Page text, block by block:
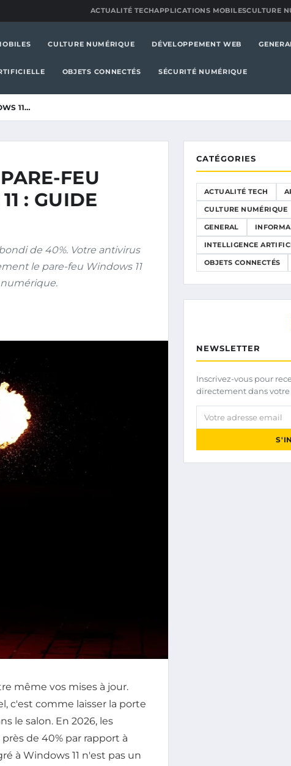
ACTUALITÉ TECHAPPLICATIONS MOBILESCULTURE
CULTURE NUMÉRIQUE DÉVELOPPEMENT WEB
OBJETS CONNECTÉS SÉCURITÉ NUMÉRIQUE
11…
FEU
: GUIDE
de 40%. Votre antivirus
le pare-feu Windows 11
même vos mises à jour.
c'est comme laisser la porte
le salon. En 2026, les
de 40% par rapport à
à Windows 11 n'est pas un
CATÉGORIES
ACTUALITÉ TECH
CULTURE NUMÉRIQUE
GENERAL
INTELLIGENCE
OBJETS CONNECTÉS
NEWSLETTER
Inscrivez-vous pour
directement dans
Votre adresse email